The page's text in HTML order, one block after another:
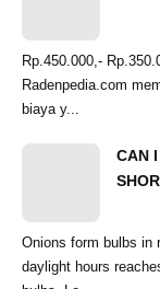
Rp.450.000,- Rp.350.000,- Promo Jasa Pembuata Toko Online
Radenpedia.com
biaya y...
CAN
Onions form bulbs in
daylight hours